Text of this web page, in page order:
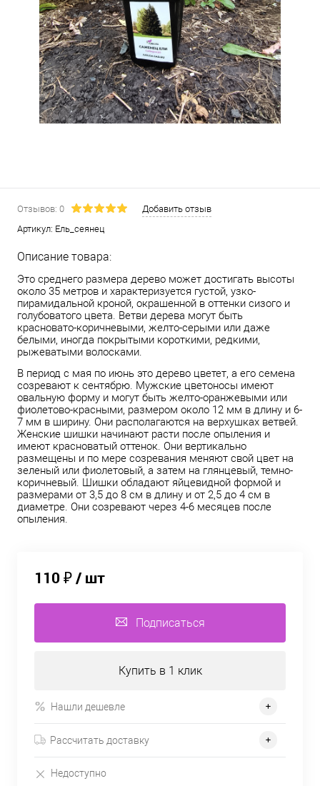
Отзывов: 0
Добавить отзыв
Артикул: Ель_сеянец
Описание товара:
Это среднего размера дерево может достигать высоты
около 35 метров и характеризуется густой, узко-
пирамидальной кроной, окрашенной в оттенки сизого и
голубоватого цвета. Ветви дерева могут быть
красновато-коричневыми, желто-серыми или даже
белыми, иногда покрытыми короткими, редкими,
рыжеватыми волосками.
В период с мая по июнь это дерево цветет, а его семена
созревают к сентябрю. Мужские цветоносы имеют
овальную форму и могут быть желто-оранжевыми или
фиолетово-красными, размером около 12 мм в длину и 6-
7 мм в ширину. Они располагаются на верхушках ветвей.
Женские шишки начинают расти после опыления и
имеют красноватый оттенок. Они вертикально
размещены и по мере созревания меняют свой цвет на
зеленый или фиолетовый, а затем на глянцевый, темно-
коричневый. Шишки обладают яйцевидной формой и
размерами от 3,5 до 8 см в длину и от 2,5 до 4 см в
диаметре. Они созревают через 4-6 месяцев после
опыления.
110 ₽/ шт
Подписаться
Купить в 1 клик
Нашли дешевле
Рассчитать доставку
Недоступно